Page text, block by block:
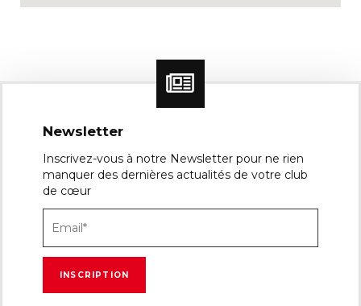
Newsletter
Inscrivez-vous à notre Newsletter pour ne rien
manquer des dernières actualités de votre club
de cœur